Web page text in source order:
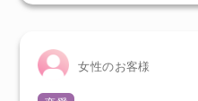
女性のお客様